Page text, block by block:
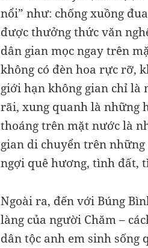
nổi” như: chống xuồng
được thưởng thức văn
dân gian mọc ngay trên
không có đèn hoa rực rỡ,
giới hạn không gian chỉ là
rãi, xung quanh là những
thoáng trên mặt nước là
gian di chuyển trên
ngợi quê hương, tình đất,
Ngoài ra, đến với Búng
làng của người Chăm –
dân tộc anh em sinh sống